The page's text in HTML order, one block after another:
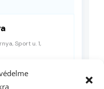
Sport u. 1,